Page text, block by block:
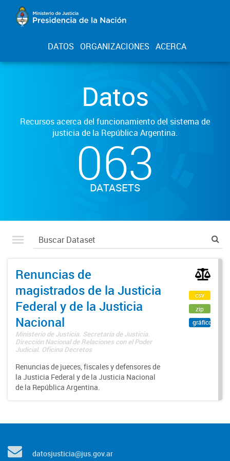
DATOS ORGANIZACIONES ACERCA
Datos
Recursos acerca del funcionamiento del sistema de
justicia de la República Argentina.
063
DATASETS
Renuncias de
magistrados de la Justicia
Federal y de la Justicia
Nacional
Ministerio de Justicia. Secretaría de Justicia.
Dirección Nacional de Relaciones con el Poder
Judicial. Oficina Decretos
Renuncias de jueces, fiscales y defensores de
la Justicia Federal y de la Justicia Nacional
de la República Argentina.
csv
zip
gráfico
datosjusticia@jus.gov.ar